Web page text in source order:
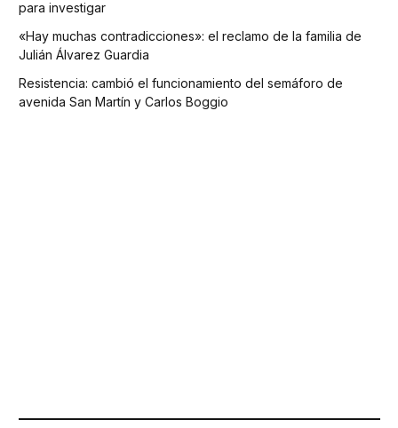
para investigar
«Hay muchas contradicciones»: el reclamo de la familia de
Julián Álvarez Guardia
Resistencia: cambió el funcionamiento del semáforo de
avenida San Martín y Carlos Boggio